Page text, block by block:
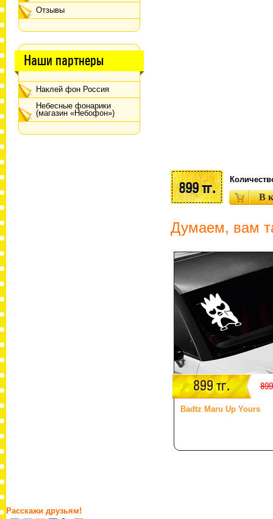
Отзывы
Наши партнеры
Наклей фон Россия
Небесные фонарики
(магазин «Небофон»)
899 тг.
Думаем, вам
899 тг.
Badtz Maru Up Yours
Расскажи друзьям!